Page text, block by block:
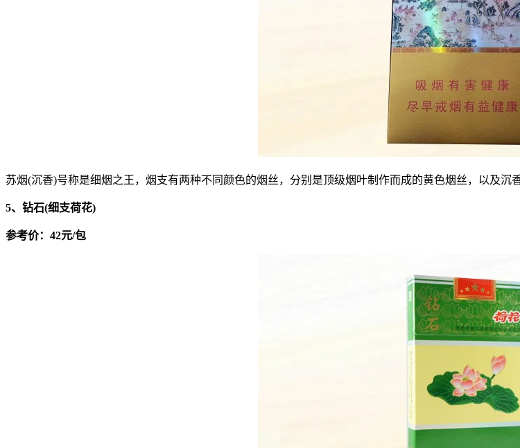
苏烟(沉香)号称是细烟之王，烟支有两种不同颜色的烟丝，分别是顶级烟叶制作而成的黄色烟丝，以及沉
5、钻石(细支荷花)
参考价：42元/包